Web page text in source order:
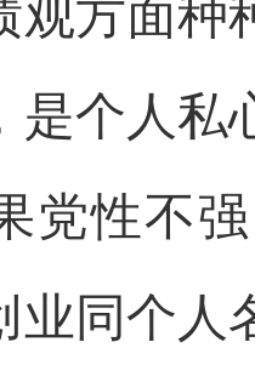
观方面种
是个人私
党性不
业同个人